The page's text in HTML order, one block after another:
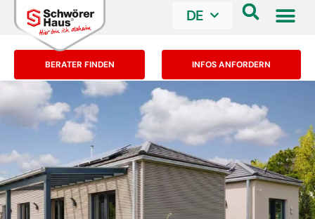
DE
BERATER FINDEN INFOS ANFORDERN